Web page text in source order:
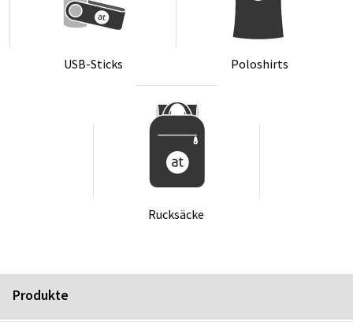
USB-Sticks Po­lo­shirts
Ruck­sä­cke
Produkte